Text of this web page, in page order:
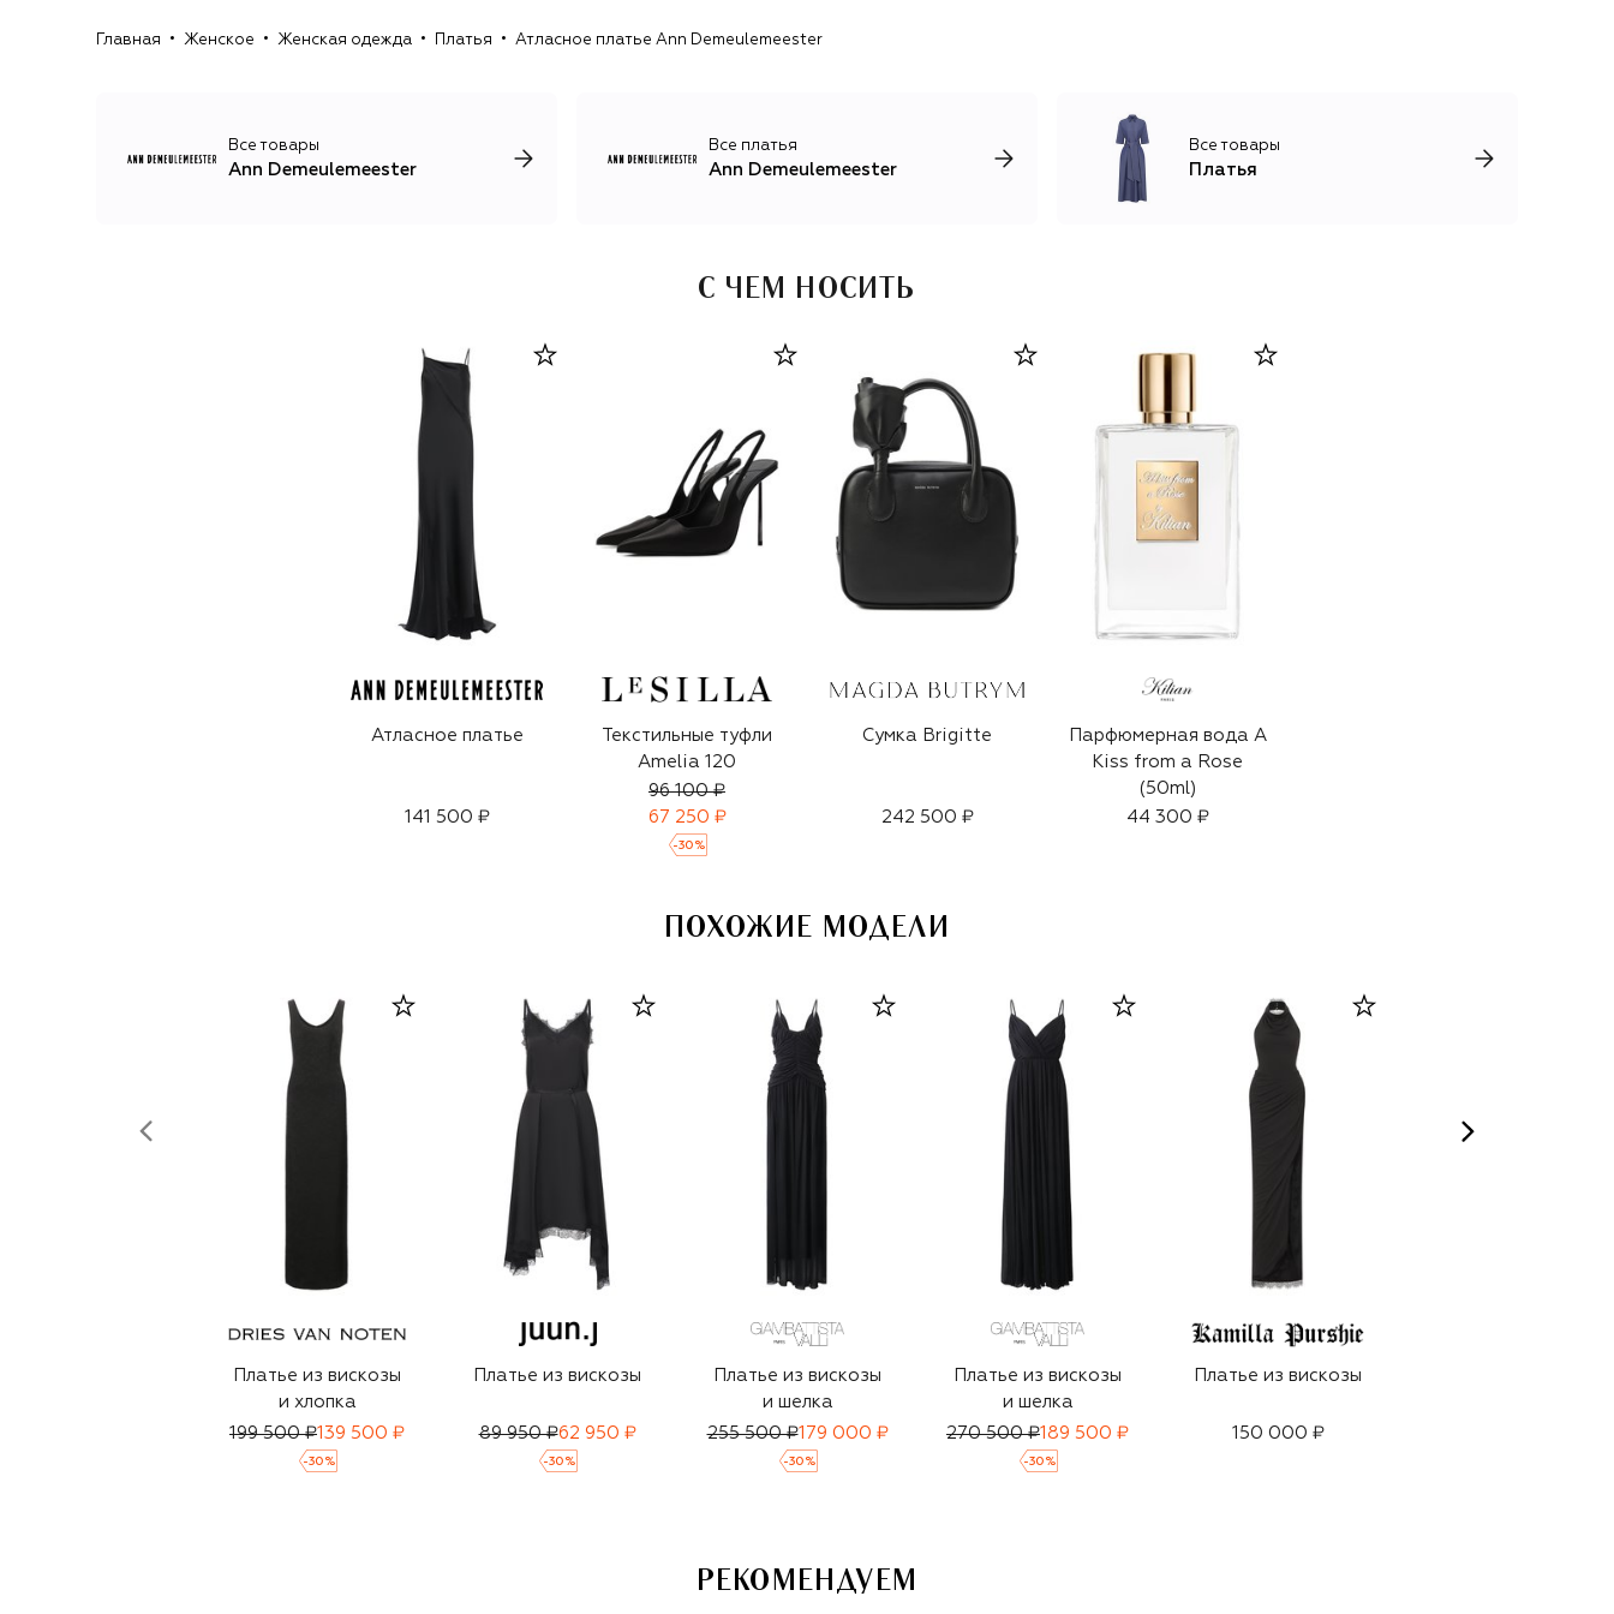
формируют образ, в котором внешняя строгость
новый этап: дизайн и производство перешли под
контроль итальянского ритейлера Antonioli. Бренд
Главная Женское Женская одежда Платья Атласное платье Ann Demeulemeester
Все товары
Ann Demeulemeester
Все платья
Ann Demeulemeester
Все товары
Платья
С ЧЕМ НОСИТЬ
Атласное платье
141 500 ₽
Текстильные туфли
Amelia 120
96 100 ₽
67 250 ₽
-30 %
Сумка Brigitte
242 500 ₽
Парфюмерная вода A
Kiss from a Rose
(50ml)
44 300 ₽
ПОХОЖИЕ МОДЕЛИ
Платье из вискозы
и хлопка
199 500 ₽139 500 ₽
-30 %
Платье из вискозы
89 950 ₽62 950 ₽
-30 %
Платье из вискозы
и шелка
255 500 ₽179 000 ₽
-30 %
Платье из вискозы
и шелка
270 500 ₽189 500 ₽
-30 %
Платье из вискозы
150 000 ₽
РЕКОМЕНДУЕМ